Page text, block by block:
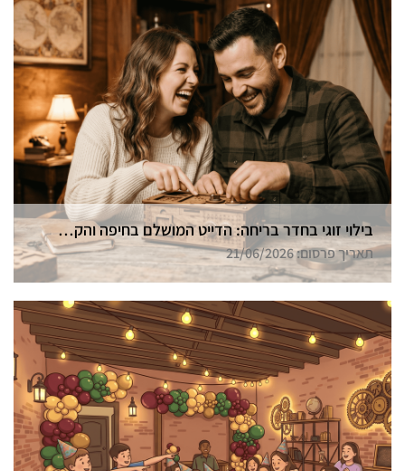
בילוי זוגי בחדר בריחה: הדייט המושלם בחיפה והקריות
תאריך פרסום: 21/06/2026